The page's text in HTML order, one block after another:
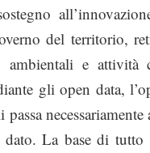
del territorio,
e attività
gli open data,
La base di tutto